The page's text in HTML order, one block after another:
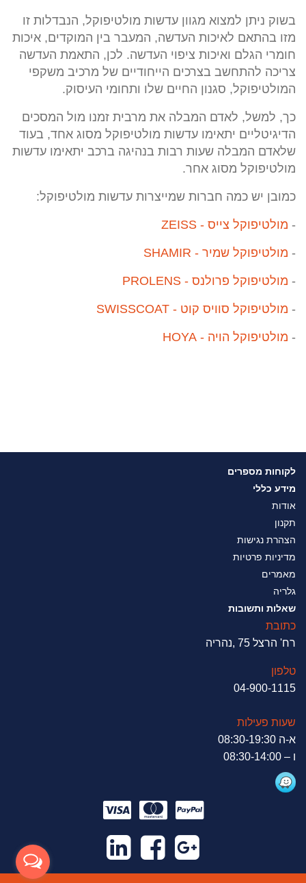
בשוק ניתן למצוא מגוון עדשות מולטיפוקל, הנבדלות זו
מזו בהתאם לאיכות העדשה, המעבר בין המוקדים, איכות
חומרי הגלם ואיכות ציפוי העדשה. לכן, התאמת העדשה
צריכה להתחשב בצרכים הייחודיים של מרכיב משקפי
המולטיפוקל, סגנון החיים שלו ותחומי העיסוק.
כך, למשל, לאדם המבלה את מרבית זמנו מול המסכים
הדיגיטליים יתאימו עדשות מולטיפוקל מסוג אחד, בעוד
שלאדם המבלה שעות רבות בנהיגה ברכב יתאימו עדשות
מולטיפוקל מסוג אחר.
כמובן יש כמה חברות שמייצרות עדשות מולטיפוקל:
- מולטיפוקל צייס - ZEISS
- מולטיפוקל שמיר - SHAMIR
- מולטיפוקל פרולנס - PROLENS
- מולטיפוקל סוויס קוט - SWISSCOAT
- מולטיפוקל הויה - HOYA
לקוחות מספרים
מידע כללי
אודות
תקנון
הצהרת נגישות
מדיניות פרטיות
מאמרים
גלריה
שאלות ותשובות
כתובת
רח' הרצל 75 ,נהריה
טלפון
04-900-1115
שעות פעילות
א-ה 08:30-19:30
ו – 08:30-14:00